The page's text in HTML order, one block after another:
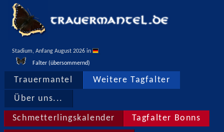
Stadium, Anfang August 2026 in
Falter (übersommernd)
Trauermantel Weitere Tagfalter
Über uns...
Schmetterlingskalender Tagfalter Bonns